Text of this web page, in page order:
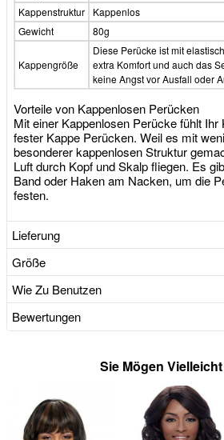
Kappenstruktur
Kappenlos
Gewicht
80g
Kappengröße
Diese Perücke ist mit
extra Komfort und auch das
keine Angst vor Ausfall oder
Vorteile von Kappenlosen Perücken
Mit einer Kappenlosen Perücke fühlt
fester Kappe Perücken. Weil es mit
besonderer kappenlosen Struktur
Luft durch Kopf und Skalp fliegen. Es
Band oder Haken am Nacken, um die
festen.
Lieferung
Größe
Wie Zu Benutzen
Bewertungen
Sie Mögen